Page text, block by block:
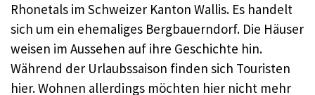
Rhonetals im Schweizer Kanton Wallis. Es handelt
sich um ein ehemaliges Bergbauerndorf. Die Häuser
weisen im Aussehen auf ihre Geschichte hin.
Während der Urlaubssaison finden sich Touristen
hier. Wohnen allerdings möchten hier nicht mehr